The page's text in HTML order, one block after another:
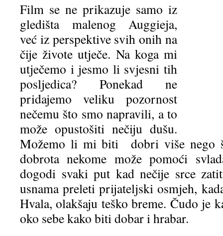
Film se ne prikazuje samo iz
gledišta malenog Auggieja,
već iz perspektive svih onih na
čije živote utječe. Na koga mi
utječemo i jesmo li svjesni tih
posljedica? Ponekad ne
pridajemo veliku pozornost
nečemu što smo napravili, a to
može opustošiti nečiju dušu.
Možemo li mi biti dobri više nego
dobrota nekome može pomoći
dogodi svaki put kad nečije srce
usnama preleti prijateljski osmjeh,
Hvala, olakšaju teško breme. Čudo je
oko sebe kako biti dobar i hrabar.